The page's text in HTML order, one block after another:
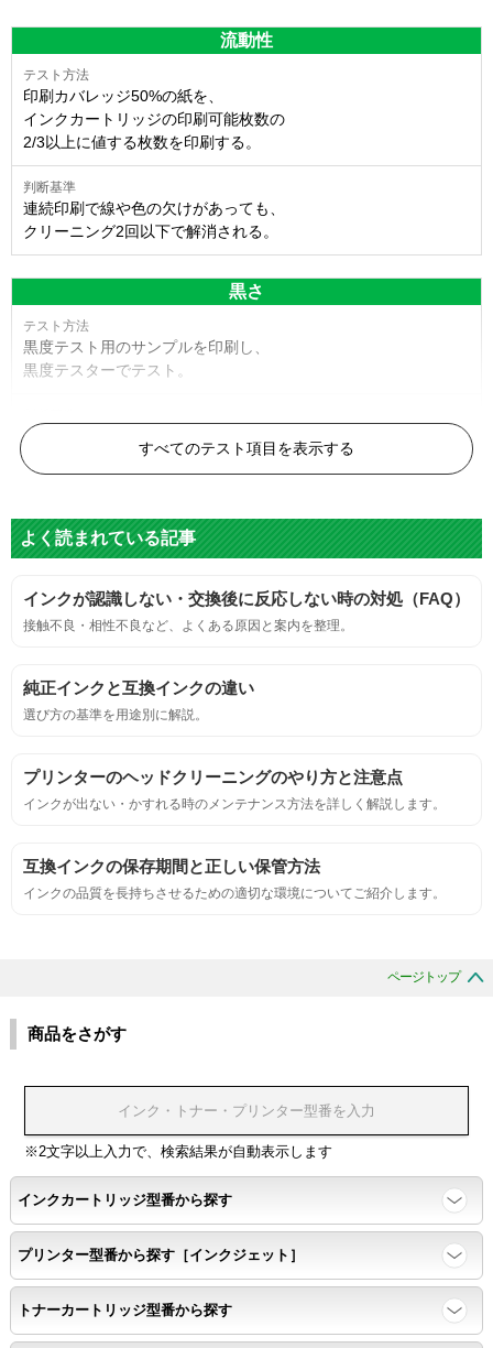
流動性
印刷カバレッジ50%の紙を、
インクカートリッジの印刷可能枚数の
2/3以上に値する枚数を印刷する。
連続印刷で線や色の欠けがあっても、
クリーニング2回以下で解消される。
黒さ
黒度テスト用のサンプルを印刷し、
黒度テスターでテスト。
黒度の技術基準に適合する。
標準カラーサンプルを印刷する。
鮮やか、リアル、彩度、シャープなど、
におい
互換性
色同士のにじみがないこと。
浸透性
浸透性テスト用のサンプルを印刷する。
任意の色を背景として使用し、
背景と違う色で8号サイズのArialフォントで
鮮明に印刷できること。
速乾性
すべてのテスト項目を表示する
よく読まれている記事
インクが認識しない・交換後に反応しない時の対処（FAQ）
接触不良・相性不良など、よくある原因と案内を整理。
純正インクと互換インクの違い
選び方の基準を用途別に解説。
プリンターのヘッドクリーニングのやり方と注意点
インクが出ない・かすれる時のメンテナンス方法を詳しく解説します。
互換インクの保存期間と正しい保管方法
インクの品質を長持ちさせるための適切な環境についてご紹介します。
ページトップ
商品をさがす
※2文字以上入力で、検索結果が自動表示します
インクカートリッジ型番から探す
プリンター型番から探す［インクジェット］
トナーカートリッジ型番から探す